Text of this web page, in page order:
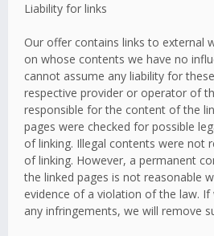
Liability for links
Our offer contains links to external
on whose contents we have no
cannot assume any liability for
respective provider or operator of
responsible for the content of the
pages were checked for possible
of linking. Illegal contents were not
of linking. However, a permanent
the linked pages is not reasonable
evidence of a violation of the law.
any infringements, we will remove